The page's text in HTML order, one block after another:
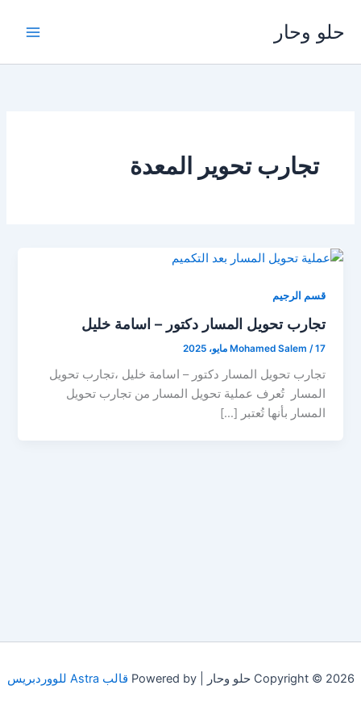
المحتوى
حلو وحار
تجارب تحوير المعدة
قسم الرجيم
تجارب تحويل المسار دكتور – اسامة خليل
Mohamed Salem /17 مايو، 2025
تجارب تحويل المسار دكتور – اسامة خليل ،تجارب تحويل
المسار تُعرف عملية تحويل المسار من تجارب تحويل
المسار بأنها تُعتبر […]
Copyright © 2026 حلو وحار | Powered by قالب Astra للووردبريس